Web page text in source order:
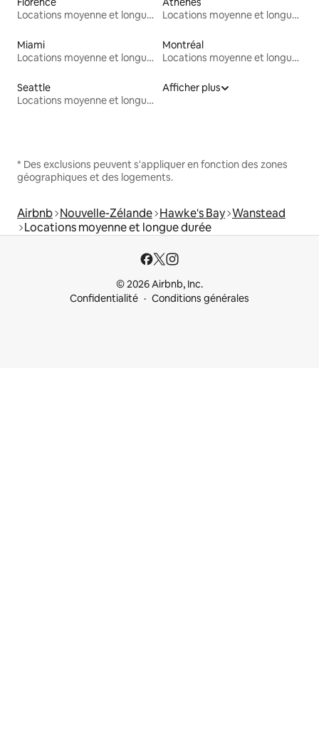
Locations moyenne et longue durée
Locations moyenne et longue durée
Miami
Locations moyenne et longue durée
Montréal
Locations moyenne et longue durée
Seattle
Locations moyenne et longue durée
Afficher plus
* Des exclusions peuvent s'appliquer en fonction des zones
géographiques et des logements.
Airbnb Nouvelle-Zélande Hawke's Bay Wanstead
Locations moyenne et longue durée
© 2026 Airbnb, Inc.
Confidentialité
Conditions générales